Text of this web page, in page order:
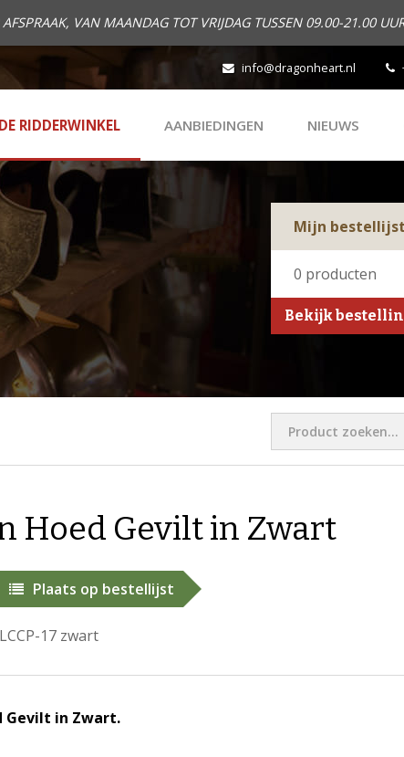
VAN MAANDAG TOT VRIJDAG TUSSEN 09.00-21.00
info@dragonheart.nl
DE RIDDERWINKEL AANBIEDINGEN NIEUWS
Mijn bestellijst
0 producten
Bekijk
Hoed Gevilt in Zwart
Plaats op bestellijst
17 zwart
Gevilt in Zwart.